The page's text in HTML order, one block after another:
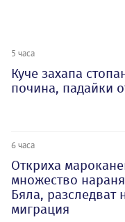
5 часа
Куче захапа
почина, падайки
6 часа
Откриха
множество
Бяла, разследват
миграция